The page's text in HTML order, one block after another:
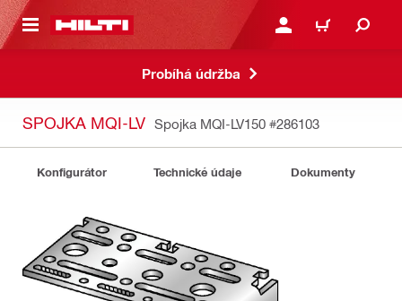
HLAVNÍ OBSAH PŘIHLÁSIT NEBO
KOŠÍK
Probíhá údržba
SPOJKA MQI-LV Spojka MQI-LV150 #286103
Konfigurátor Technické údaje Dokumenty